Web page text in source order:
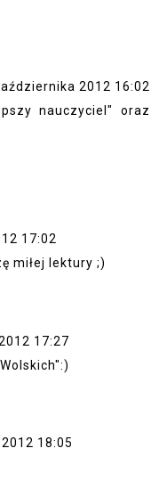
2012 16:02
nauczyciel" oraz
17:02
miłej lektury ;)
17:27
18:05